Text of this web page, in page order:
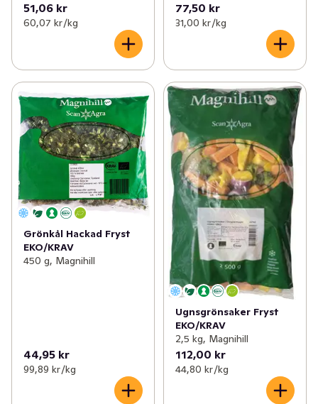
51,06 kr
60,07 kr /kg
77,50 kr
31,00 kr /kg
Grönkål Hackad Fryst
EKO/KRAV
450 g, Magnihill
44,95 kr
99,89 kr /kg
Ugnsgrönsaker Fryst
EKO/KRAV
2,5 kg, Magnihill
112,00 kr
44,80 kr /kg